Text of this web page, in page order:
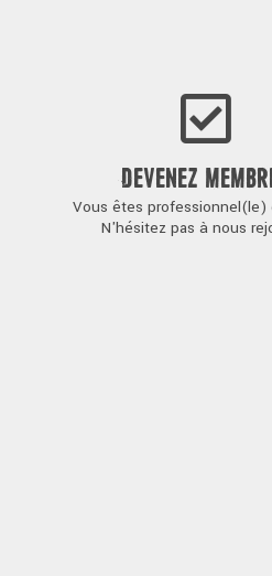
DEVENEZ
Vous êtes professionnel(le)
N'hésitez pas à nous